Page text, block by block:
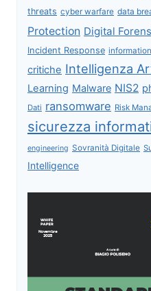
threats cyber warfare data
Protection Digital
Incident Response
critiche Intelligenza
Learning Malware NIS2
Dati ransomware Risk
sicurezza
engineering Sovranità Digitale
Intelligence